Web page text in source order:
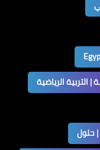
| التربية الرياضية
حلول